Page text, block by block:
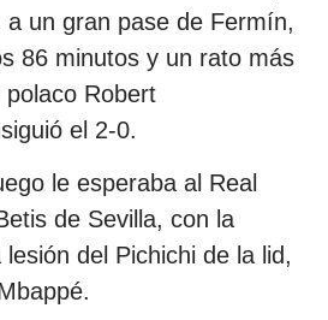
un gran pase de Fermín,
86 minutos y un rato más
Robert
el 2-0.
le esperaba al Real
de Sevilla, con la
del Pichichi de la lid,